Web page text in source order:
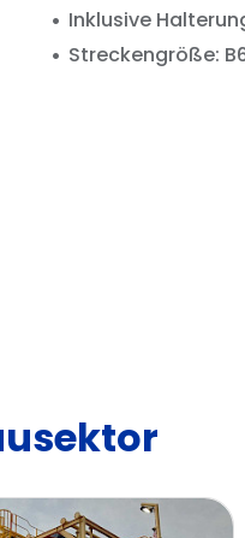
Inklusive
Streckengröße: